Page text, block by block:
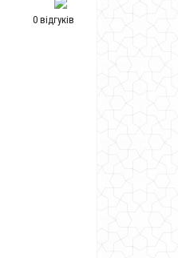
0 відгуків